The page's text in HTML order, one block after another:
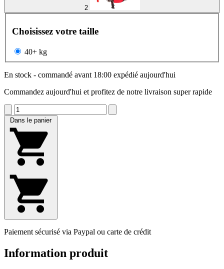
2
Choisissez votre taille
40+ kg
En stock - commandé avant 18:00 expédié aujourd'hui
Commandez aujourd'hui et profitez de notre livraison super rapide
Dans le panier
Paiement sécurisé via Paypal ou carte de crédit
Information produit